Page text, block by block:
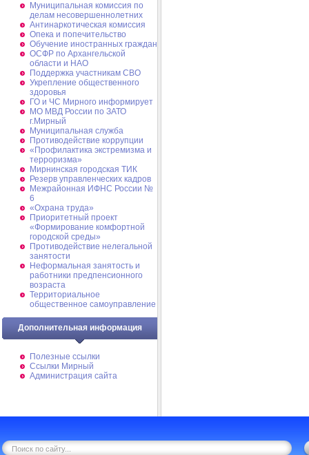
Муниципальная комиссия по
делам несовершеннолетних
Антинаркотическая комиссия
Опека и попечительство
Обучение иностранных граждан
ОСФР по Архангельской
области и НАО
Поддержка участникам СВО
Укрепление общественного
здоровья
ГО и ЧС Мирного информирует
МО МВД России по ЗАТО
г.Мирный
Муниципальная cлужба
Противодействие коррупции
«Профилактика экстремизма и
терроризма»
Мирнинская городская ТИК
Резерв управленческих кадров
Межрайонная ИФНС России №
6
«Охрана труда»
Приоритетный проект
«Формирование комфортной
городской среды»
Противодействие нелегальной
занятости
Неформальная занятость и
работники предпенсионного
возраста
Территориальное
общественное самоуправление
Дополнительная информация
Полезные ссылки
Ссылки Мирный
Администрация сайта